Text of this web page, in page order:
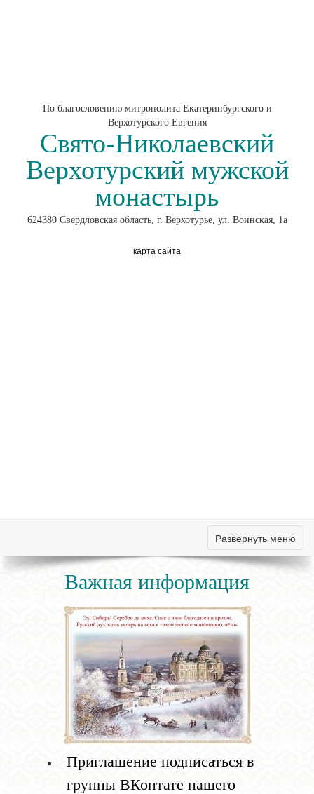
По благословению митрополита Екатеринбургского и
Верхотурского Евгения
Свято-Николаевский
Верхотурский мужской
монастырь
624380 Свердловская область, г. Верхотурье, ул. Воинская, 1а
карта сайта
Развернуть меню
Важная информация
Приглашение подписаться в
группы ВКонтате нашего